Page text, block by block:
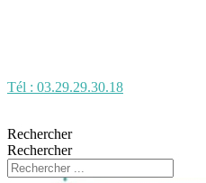
Tél : 03.29.29.30.18
Rechercher
Rechercher